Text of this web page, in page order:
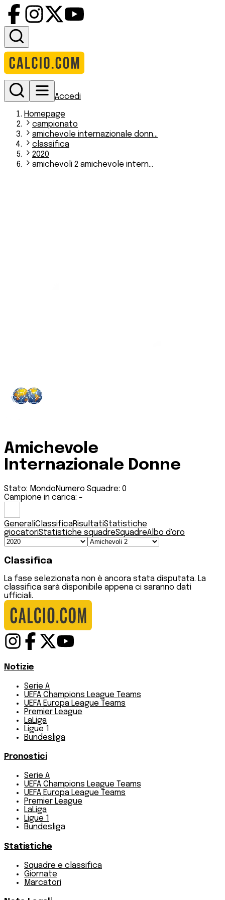
Accedi
Homepage
campionato
amichevole internazionale donn...
classifica
2020
amichevoli 2 amichevole intern...
Amichevole
Internazionale Donne
Stato: MondoNumero Squadre: 0
Campione in carica: -
GeneraliClassificaRisultatiStatistiche
giocatoriStatistiche squadreSquadreAlbo d'oro
Classifica
La fase selezionata non è ancora stata disputata. La
classifica sarà disponibile appena ci saranno dati
ufficiali.
Notizie
Serie A
UEFA Champions League Teams
UEFA Europa League Teams
Premier League
LaLiga
Ligue 1
Bundesliga
Pronostici
Serie A
UEFA Champions League Teams
UEFA Europa League Teams
Premier League
LaLiga
Ligue 1
Bundesliga
Statistiche
Squadre e classifica
Giornate
Marcatori